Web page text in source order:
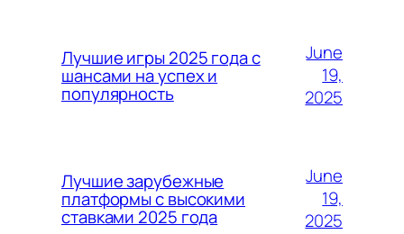
Лучшие игры 2025 года с
шансами на успех и
популярность
June
19,
2025
Лучшие зарубежные
платформы с высокими
ставками 2025 года
June
19,
2025